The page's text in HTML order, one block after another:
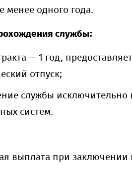
менее одного года.
службы:
— 1 год,
отпуск;
службы исключительно
систем.
выплата при заключении